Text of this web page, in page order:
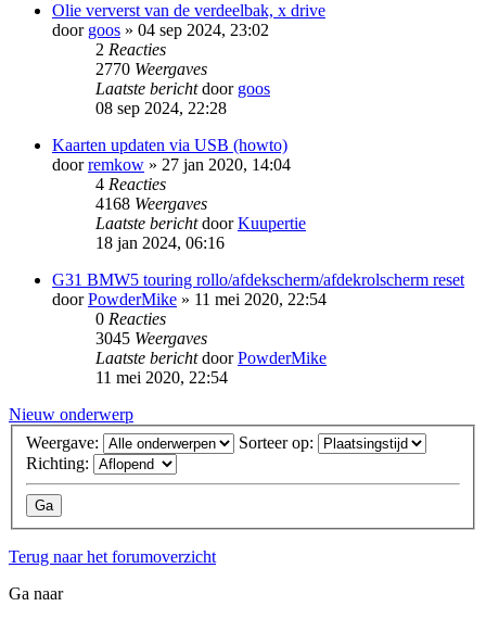
Olie ververst van de verdeelbak, x drive
door goos » 04 sep 2024, 23:02
2 Reacties
2770 Weergaves
Laatste berichtdoor goos
08 sep 2024, 22:28
Kaarten updaten via USB (howto)
doorremkow » 27 jan 2020, 14:04
4 Reacties
4168 Weergaves
Laatste berichtdoorKuupertie
18 jan 2024, 06:16
G31 BMW5 touring rollo/afdekscherm/afdekrolscherm reset
doorPowderMike » 11 mei 2020, 22:54
0 Reacties
3045 Weergaves
Laatste berichtdoorPowderMike
11 mei 2020, 22:54
Nieuw onderwerp
Weergave:
Sorteer op:
Richting:
Terug naar het forumoverzicht
Ga naar